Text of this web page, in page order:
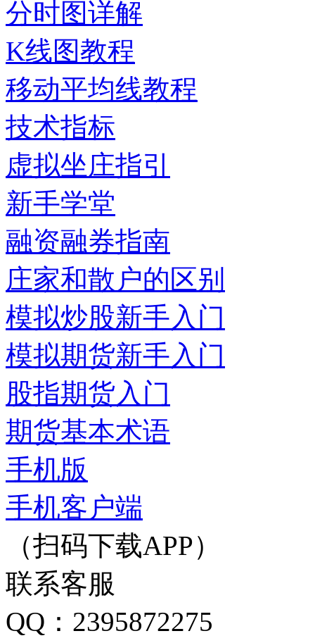
分时图详解
K线图教程
移动平均线教程
技术指标
虚拟坐庄指引
新手学堂
融资融券指南
庄家和散户的区别
模拟炒股新手入门
模拟期货新手入门
股指期货入门
期货基本术语
手机版
手机客户端
（扫码下载APP）
联系客服
QQ：2395872275